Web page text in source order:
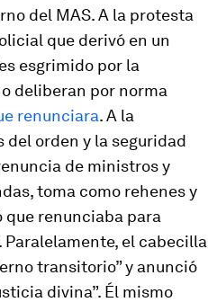
del MAS. A la protesta
que derivó en un
esgrimido por la
deliberan por norma
renunciara. A la
orden y la seguridad
de ministros y
toma como rehenes y
que renunciaba para
Paralelamente, el cabecilla
transitorio” y anunció
divina”. Él mismo